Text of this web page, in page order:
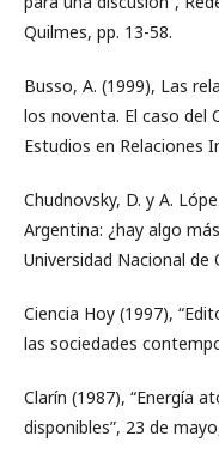
Quilmes, pp. 13-58.
Busso, A. (1999), Las
los noventa. El caso del
Estudios en Relaciones
Chudnovsky, D. y A.
Argentina: ¿hay algo
Universidad Nacional de
Ciencia Hoy (1997),
las sociedades
Clarín (1987), “Energía
disponibles”, 23 de